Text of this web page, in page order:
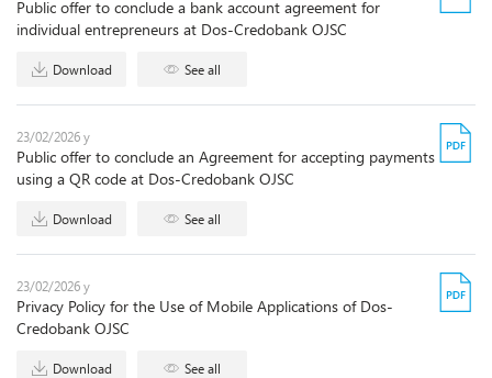
Public offer to conclude a bank account agreement for
individual entrepreneurs at Dos-Credobank OJSC
Download See all
23/02/2026 y
Public offer to conclude an Agreement for accepting payments
using a QR code at Dos-Credobank OJSC
Download See all
23/02/2026 y
Privacy Policy for the Use of Mobile Applications of Dos-
Сredobank OJSC
Download See all